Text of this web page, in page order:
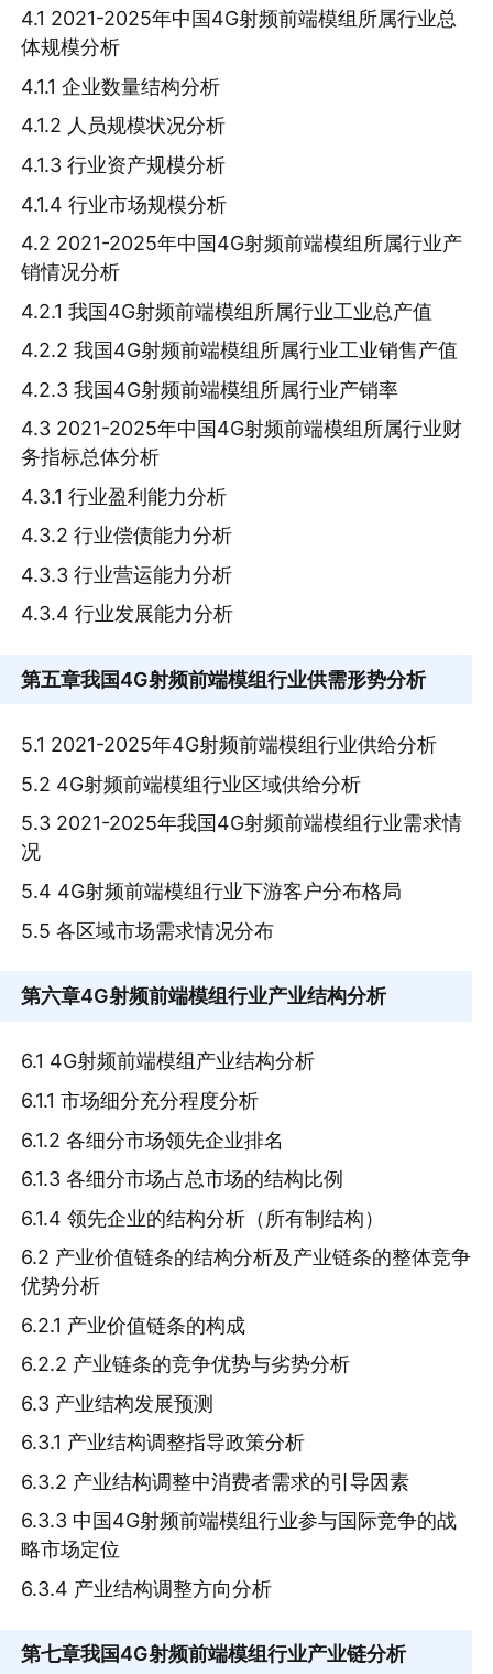
4.1 2021-2025年中国4G射频前端模组所属行业总
体规模分析
4.1.1 企业数量结构分析
4.1.2 人员规模状况分析
4.1.3 行业资产规模分析
4.1.4 行业市场规模分析
4.2 2021-2025年中国4G射频前端模组所属行业产
销情况分析
4.2.1 我国4G射频前端模组所属行业工业总产值
4.2.2 我国4G射频前端模组所属行业工业销售产值
4.2.3 我国4G射频前端模组所属行业产销率
4.3 2021-2025年中国4G射频前端模组所属行业财
务指标总体分析
4.3.1 行业盈利能力分析
4.3.2 行业偿债能力分析
4.3.3 行业营运能力分析
4.3.4 行业发展能力分析
第五章我国4G射频前端模组行业供需形势分析
5.1 2021-2025年4G射频前端模组行业供给分析
5.2 4G射频前端模组行业区域供给分析
5.3 2021-2025年我国4G射频前端模组行业需求情
况
5.4 4G射频前端模组行业下游客户分布格局
5.5 各区域市场需求情况分布
第六章4G射频前端模组行业产业结构分析
6.1 4G射频前端模组产业结构分析
6.1.1 市场细分充分程度分析
6.1.2 各细分市场领先企业排名
6.1.3 各细分市场占总市场的结构比例
6.1.4 领先企业的结构分析（所有制结构）
6.2 产业价值链条的结构分析及产业链条的整体竞争
优势分析
6.2.1 产业价值链条的构成
6.2.2 产业链条的竞争优势与劣势分析
6.3 产业结构发展预测
6.3.1 产业结构调整指导政策分析
6.3.2 产业结构调整中消费者需求的引导因素
6.3.3 中国4G射频前端模组行业参与国际竞争的战
略市场定位
6.3.4 产业结构调整方向分析
第七章我国4G射频前端模组行业产业链分析